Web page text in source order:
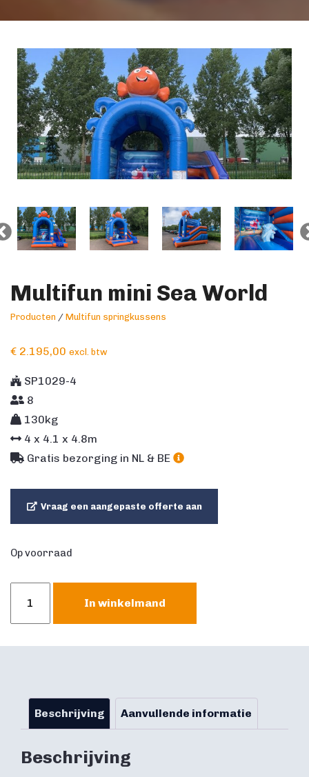
Multifun mini Sea World
Producten / Multifun springkussens
€ 2.195,00 excl. btw
SP1029-4
8
130kg
4 x 4.1 x 4.8m
Gratis bezorging in NL & BE
Vraag een aangepaste offerte aan
Op voorraad
mini
World
In winkelmand
Beschrijving Aanvullende informatie
Beschrijving